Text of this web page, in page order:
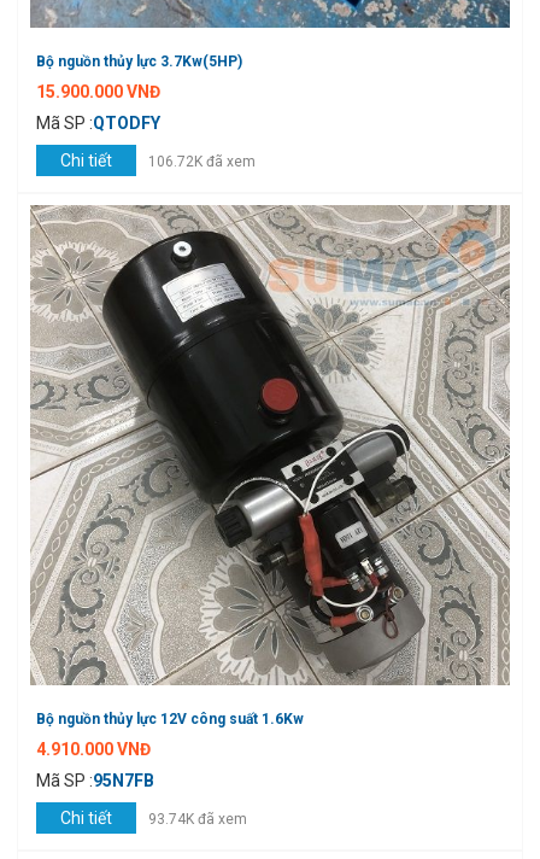
Bộ nguồn thủy lực 3.7Kw(5HP)
15.900.000 VNĐ
Mã SP :QTODFY
Chi tiết
106.72K đã xem
Bộ nguồn thủy lực 12V công suất 1.6Kw
4.910.000 VNĐ
Mã SP :95N7FB
Chi tiết
93.74K đã xem